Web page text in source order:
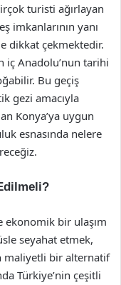
turisti ağırlayan
imkanlarının yanı
dikkat çekmektedir.
iç Anadolu’nun tarihi
Bu geçiş
gezi amacıyla
Konya’ya uygun
esnasında nelere
ekonomik bir ulaşım
seyahat etmek,
maliyetli bir alternatif
Türkiye’nin çeşitli